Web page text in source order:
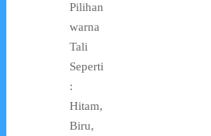
Pilihan
warna
Tali
Seperti
:
Hitam,
Biru,